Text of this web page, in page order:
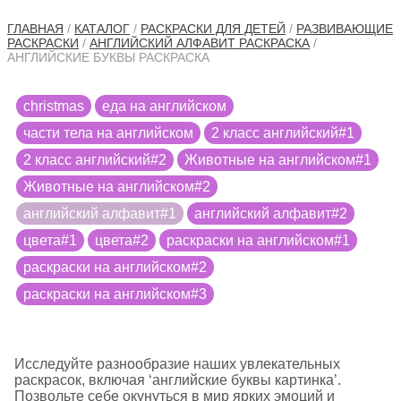
ГЛАВНАЯ / КАТАЛОГ / РАСКРАСКИ ДЛЯ ДЕТЕЙ / РАЗВИВАЮЩИЕ
РАСКРАСКИ / АНГЛИЙСКИЙ АЛФАВИТ РАСКРАСКА/
АНГЛИЙСКИЕ БУКВЫ РАСКРАСКА
christmas
еда на английском
части тела на английском
2 класс английский#1
2 класс английский#2
Животные на английском#1
Животные на английском#2
английский алфавит#1
английский алфавит#2
цвета#1
цвета#2
раскраски на английском#1
раскраски на английском#2
раскраски на английском#3
Исследуйте разнообразие наших увлекательных
раскрасок, включая ‘английские буквы картинка’.
Позвольте себе окунуться в мир ярких эмоций и